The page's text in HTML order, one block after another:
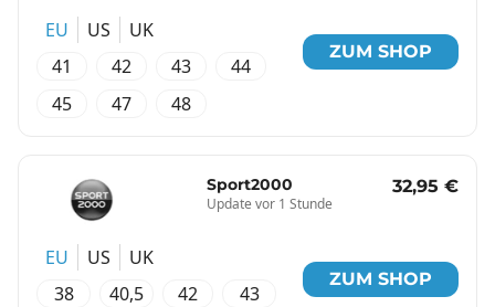
EU US
UK
41
42 43
44
45
47 48
ZUM SHOP
Sport2000
Update vor 1 Stunde
32,95 €
EU US
UK
38
40,5 42
43
ZUM SHOP